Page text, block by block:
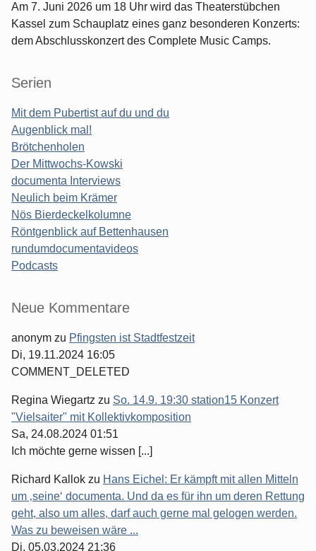
Am 7. Juni 2026 um 18 Uhr wird das Theaterstübchen
Kassel zum Schauplatz eines ganz besonderen Konzerts:
dem Abschlusskonzert des Complete Music Camps.
Serien
Mit dem Pubertist auf du und du
Augenblick mal!
Brötchenholen
Der Mittwochs-Kowski
documenta Interviews
Neulich beim Krämer
Nös Bierdeckelkolumne
Röntgenblick auf Bettenhausen
rundumdocumentavideos
Podcasts
Seitenleiste
Neue Kommentare
anonym zu Pfingsten ist Stadtfestzeit
Di, 19.11.2024 16:05
COMMENT_DELETED
Regina Wiegartz zu So. 14.9. 19:30 station15 Konzert
"Vielsaiter" mit Kollektivkomposition
Sa, 24.08.2024 01:51
Ich möchte gerne wissen [...]
Richard Kallok zu Hans Eichel: Er kämpft mit allen Mitteln
um ‚seine‘ documenta. Und da es für ihn um deren Rettung
geht, also um alles, darf auch gerne mal gelogen werden.
Was zu beweisen wäre ...
Di, 05.03.2024 21:36